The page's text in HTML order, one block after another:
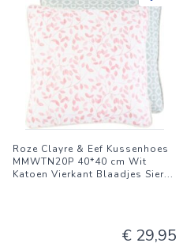
Roze Clayre & Eef Kussenhoes
MMWTN20P 40*40 cm Wit
Katoen Vierkant Blaadjes Sier...
€ 29,95